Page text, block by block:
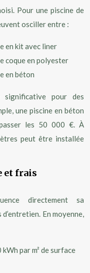
Pour une piscine de
osciller entre :
en kit avec liner
coque en polyester
en béton
significative pour des
une piscine en béton
les 50 000 €. À
peut être installée
et frais
directement sa
En moyenne,
par m² de surface